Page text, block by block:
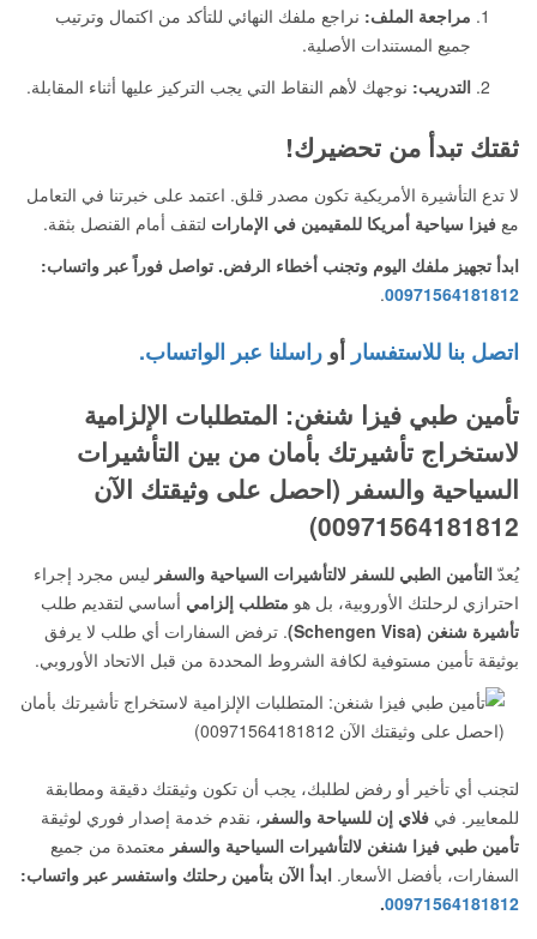
مراجعة الملف: نراجع ملفك النهائي للتأكد من اكتمال وترتيب
جميع المستندات الأصلية.
التدريب: نوجهك لأهم النقاط التي يجب التركيز عليها أثناء المقابلة.
ثقتك تبدأ من تحضيرك!
لا تدع التأشيرة الأمريكية تكون مصدر قلق. اعتمد على خبرتنا في التعامل
مع فيزا سياحية أمريكا للمقيمين في الإمارات لتقف أمام القنصل بثقة.
ابدأ تجهيز ملفك اليوم وتجنب أخطاء الرفض. تواصل فوراً عبر واتساب:
00971564181812
.
اتصل بنا للاستفسار أو راسلنا عبر الواتساب.
تأمين طبي فيزا شنغن: المتطلبات الإلزامية
لاستخراج تأشيرتك بأمان من بين التأشيرات
السياحية والسفر (احصل على وثيقتك الآن
00971564181812)
يُعدّ التأمين الطبي للسفر لالتأشيرات السياحية والسفر ليس مجرد إجراء
احترازي لرحلتك الأوروبية، بل هو متطلب إلزامي أساسي لتقديم طلب
تأشيرة شنغن (Schengen Visa)
. ترفض السفارات أي طلب لا يرفق
بوثيقة تأمين مستوفية لكافة الشروط المحددة من قبل الاتحاد الأوروبي.
لتجنب أي تأخير أو رفض لطلبك، يجب أن تكون وثيقتك دقيقة ومطابقة
للمعايير. في فلاي إن للسياحة والسفر ، نقدم خدمة إصدار فوري لوثيقة
تأمين طبي فيزا شنغن لالتأشيرات السياحية والسفر معتمدة من جميع
السفارات، بأفضل الأسعار. ابدأ الآن بتأمين رحلتك واستفسر عبر واتساب:
00971564181812
.